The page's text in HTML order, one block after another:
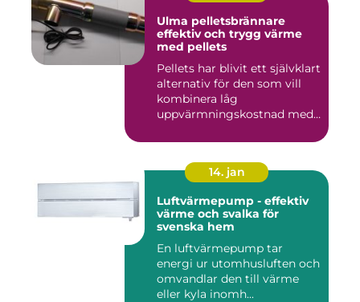
Ulma pelletsbrännare
effektiv och trygg värme
med pellets
Pellets har blivit ett självklart
alternativ för den som vill
kombinera låg
uppvärmningskostnad med
14. jan
Luftvärmepump - effektiv
värme och svalka för
svenska hem
En luftvärmepump tar
energi ur utomhusluften och
omvandlar den till värme
eller kyla inomh...